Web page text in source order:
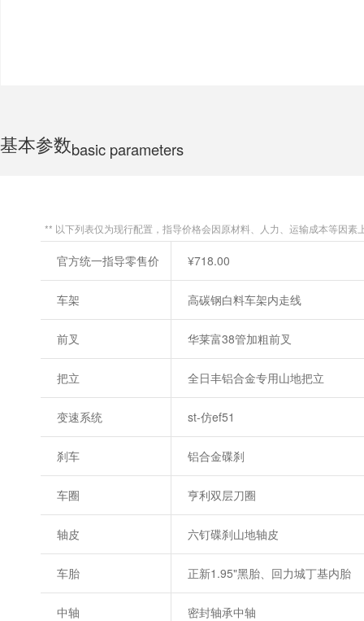
基本参数basic parameters
** 以下列表仅为现行配置，指导价格会因原材料、人力、运输成本等因素
官方统一指导零售价 ¥718.00
车架 高碳钢白料车架内走线
前叉 华莱富38管加粗前叉
把立 全日丰铝合金专用山地把立
变速系统 st-仿ef51
刹车 铝合金碟刹
车圈 亨利双层刀圈
轴皮 六钉碟刹山地轴皮
车胎 正新1.95"黑胎、回力城丁基内胎
中轴 密封轴承中轴